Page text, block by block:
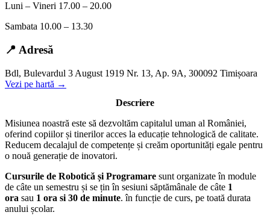
Luni – Vineri 17.00 – 20.00
Sambata 10.00 – 13.30
📍 Adresă
Bdl, Bulevardul 3 August 1919 Nr. 13, Ap. 9A, 300092 Timișoara
Vezi pe hartă →
Descriere
Misiunea noastră este să dezvoltăm capitalul uman al României,
oferind copiilor și tinerilor acces la educație tehnologică de calitate.
Reducem decalajul de competențe și creăm oportunități egale pentru
o nouă generație de inovatori.
Cursurile de Robotică și Programare sunt organizate în module
de câte un semestru și se țin în sesiuni săptămânale de câte 1
ora sau 1 ora si 30 de minute. în funcție de curs, pe toată durata
anului școlar.